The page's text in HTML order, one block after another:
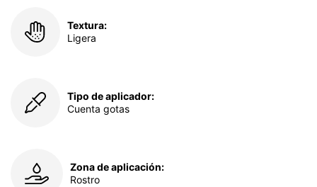
Textura:
Ligera
Tipo de aplicador:
Cuenta gotas
Zona de aplicación:
Rostro